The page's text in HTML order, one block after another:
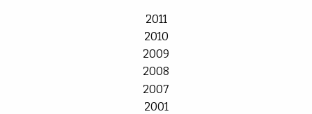
2011
2010
2009
2008
2007
2001